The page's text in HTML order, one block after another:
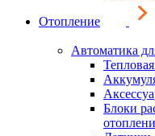
Отопление
Автоматика
Блоки